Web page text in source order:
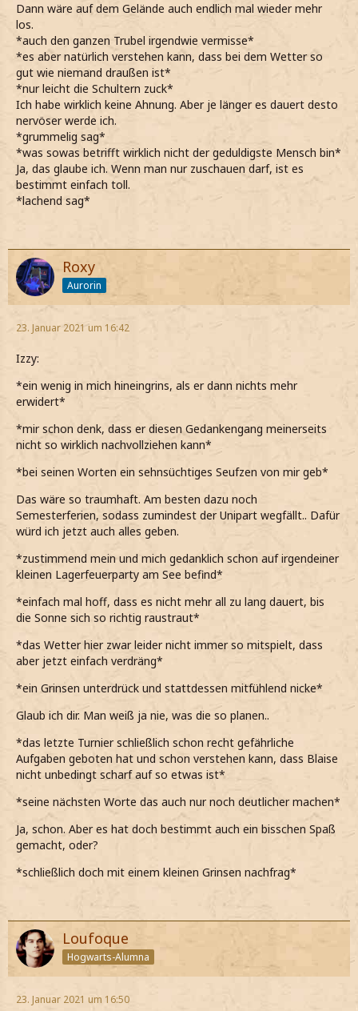
Dann wäre auf dem Gelände auch endlich mal wieder mehr
los.
*auch den ganzen Trubel irgendwie vermisse*
*es aber natürlich verstehen kann, dass bei dem Wetter so
gut wie niemand draußen ist*
*nur leicht die Schultern zuck*
Ich habe wirklich keine Ahnung. Aber je länger es dauert desto
nervöser werde ich.
*grummelig sag*
*was sowas betrifft wirklich nicht der geduldigste Mensch bin*
Ja, das glaube ich. Wenn man nur zuschauen darf, ist es
bestimmt einfach toll.
*lachend sag*
Roxy
Aurorin
23. Januar 2021 um 16:42
Izzy:
*ein wenig in mich hineingrins, als er dann nichts mehr
erwidert*
*mir schon denk, dass er diesen Gedankengang meinerseits
nicht so wirklich nachvollziehen kann*
*bei seinen Worten ein sehnsüchtiges Seufzen von mir geb*
Das wäre so traumhaft. Am besten dazu noch
Semesterferien, sodass zumindest der Unipart wegfällt.. Dafür
würd ich jetzt auch alles geben.
*zustimmend mein und mich gedanklich schon auf irgendeiner
kleinen Lagerfeuerparty am See befind*
*einfach mal hoff, dass es nicht mehr all zu lang dauert, bis
die Sonne sich so richtig raustraut*
*das Wetter hier zwar leider nicht immer so mitspielt, dass
aber jetzt einfach verdräng*
*ein Grinsen unterdrück und stattdessen mitfühlend nicke*
Glaub ich dir. Man weiß ja nie, was die so planen..
*das letzte Turnier schließlich schon recht gefährliche
Aufgaben geboten hat und schon verstehen kann, dass Blaise
nicht unbedingt scharf auf so etwas ist*
*seine nächsten Worte das auch nur noch deutlicher machen*
Ja, schon. Aber es hat doch bestimmt auch ein bisschen Spaß
gemacht, oder?
*schließlich doch mit einem kleinen Grinsen nachfrag*
Loufoque
Hogwarts-Alumna
23. Januar 2021 um 16:50